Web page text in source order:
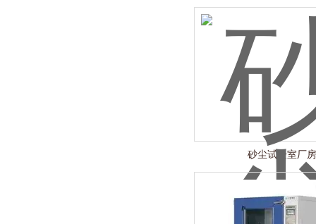
砂尘试验室厂房